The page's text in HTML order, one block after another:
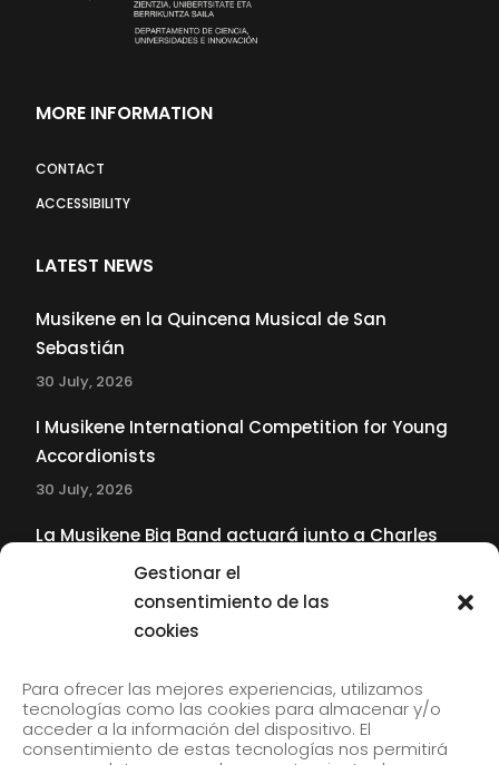
Gestionar el
consentimiento de las
cookies
Para ofrecer las mejores experiencias, utilizamos
tecnologías como las cookies para almacenar y/o
acceder a la información del dispositivo. El
consentimiento de estas tecnologías nos permitirá
MORE INFORMATION
CONTACT
ACCESSIBILITY
LATEST NEWS
Musikene en la Quincena Musical de San
Sebastián
30 July, 2026
I Musikene International Competition for Young
Accordionists
30 July, 2026
La Musikene Big Band actuará junto a Charles
Tolliver en el 61 Jazzaldia
Subscribe to our newsletter to receive our news by